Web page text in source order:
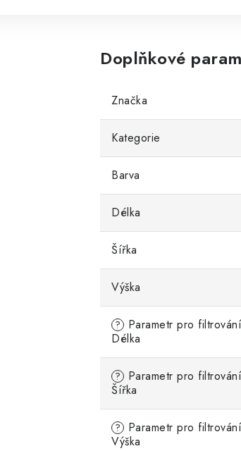
Doplňkové
Značka
Kategorie
Barva
Délka
Šířka
Výška
? Parametr pro
Délka
? Parametr pro
Šířka
? Parametr pro
Výška